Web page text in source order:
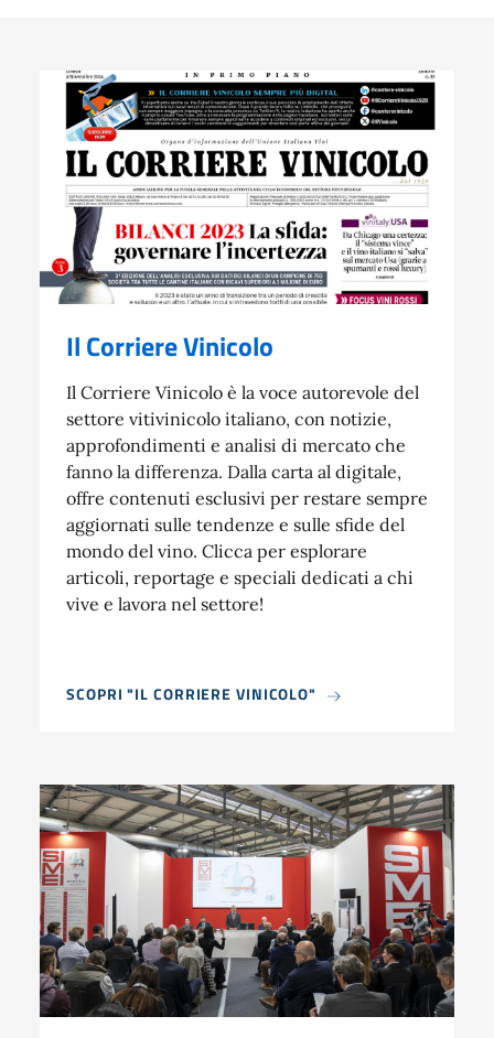
Il Corriere Vinicolo
Il Corriere Vinicolo è la voce autorevole del
settore vitivinicolo italiano, con notizie,
approfondimenti e analisi di mercato che
fanno la differenza. Dalla carta al digitale,
offre contenuti esclusivi per restare sempre
aggiornati sulle tendenze e sulle sfide del
mondo del vino. Clicca per esplorare
articoli, reportage e speciali dedicati a chi
vive e lavora nel settore!
SCOPRI "IL CORRIERE VINICOLO"